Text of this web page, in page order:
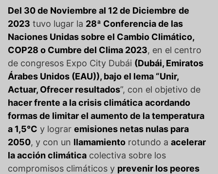
Del 30 de Noviembre al 12 de Diciembre de
2023 tuvo lugar la 28ª Conferencia de las
Naciones Unidas sobre el Cambio Climático,
COP28 o Cumbre del Clima 2023, en el centro
de congresos Expo City Dubái (Dubái, Emiratos
Árabes Unidos (EAU)), bajo el lema “Unir,
Actuar, Ofrecer resultados”, con el objetivo de
hacer frente a la crisis climática acordando
formas de limitar el aumento de la temperatura
a 1,5°C y lograr emisiones netas nulas para
2050, y con un llamamiento rotundo a acelerar
la acción climática colectiva sobre los
compromisos climáticos y prevenir los peores